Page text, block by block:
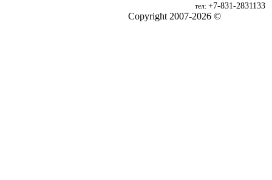
тел: +7-831-2831133
Copyright 2007-2026 ©